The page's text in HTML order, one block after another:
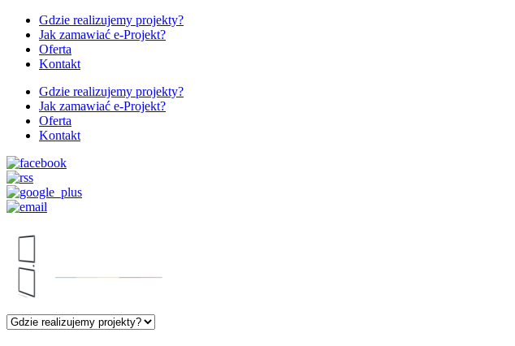
Gdzie realizujemy projekty?
Jak zamawiać e-Projekt?
Oferta
Kontakt
Gdzie realizujemy projekty?
Jak zamawiać e-Projekt?
Oferta
Kontakt